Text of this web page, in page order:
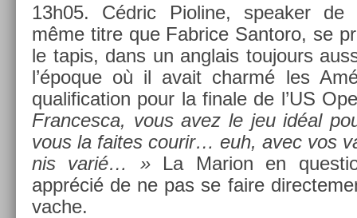
13h05. Cédric Pioline, speak­er de
même titre que Fab­rice San­toro, se
le tapis, dans un an­glais toujours
l’époque où il avait charmé les
qualifica­tion pour la fin­ale de l’US
Fran­cesca, vous avez le jeu idéal
vous la faites co­urir… euh, avec vos
nis varié… »La Mar­ion en
apprécié de ne pas se faire
vache.